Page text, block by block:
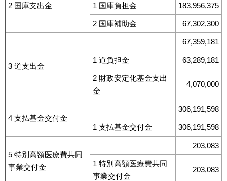
2 国庫支出金 1 国庫負担金 183,956,375
2 国庫補助金 67,302,300
3 道支出金
67,359,181
1 道負担金 63,289,181
2 財政安定化基金支出
金
4,070,000
4 支払基金交付金
306,191,598
1 支払基金交付金 306,191,598
5 特別高額医療費共同
事業交付金
203,083
1 特別高額医療費共同
事業交付金
203,083